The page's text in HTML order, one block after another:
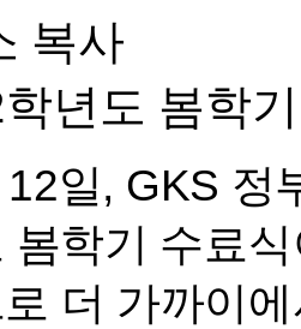
복사
년도 봄학
일, GKS 정
봄학기 수료
더 가까이